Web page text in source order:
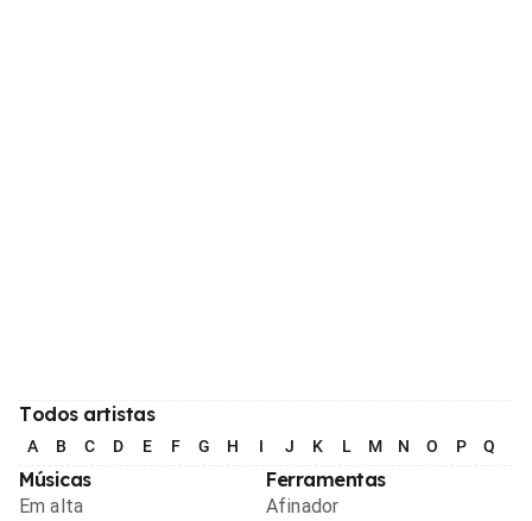
Todos artistas
A B C D E F G H I J K L M N O P Q
Músicas
Em alta
Ferramentas
Afinador